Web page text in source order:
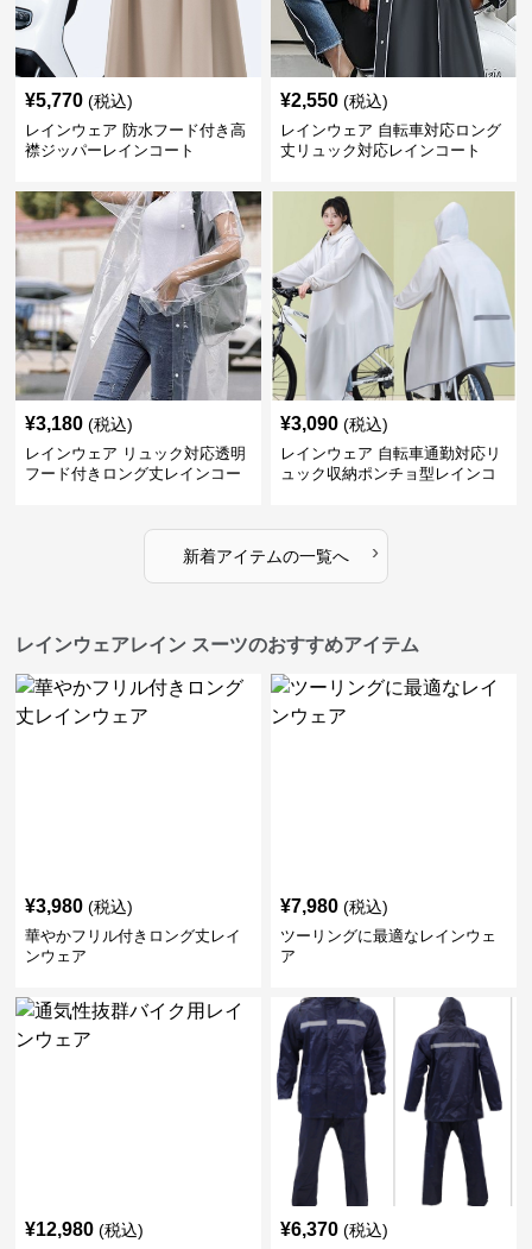
¥5,770 (税込)
レインウェア 防水フード付き高
襟ジッパーレインコート
¥2,550 (税込)
レインウェア 自転車対応ロング
丈リュック対応レインコート
¥3,180 (税込)
レインウェア リュック対応透明
フード付きロング丈レインコー
¥3,090 (税込)
レインウェア 自転車通勤対応リ
ュック収納ポンチョ型レインコ
新着アイテムの一覧へ ›
レインウェアレイン スーツのおすすめアイテム
¥3,980 (税込)
華やかフリル付きロング丈レイ
ンウェア
¥7,980 (税込)
ツーリングに最適なレインウェ
ア
¥12,980 (税込) ¥6,370 (税込)